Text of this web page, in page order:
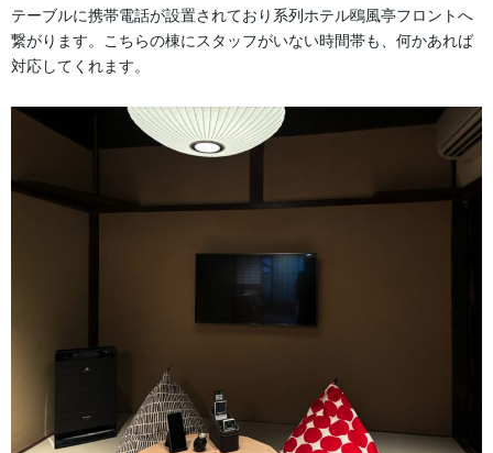
テーブルに携帯電話が設置されており系列ホテル鴎風亭フロントへ
繋がります。こちらの棟にスタッフがいない時間帯も、何かあれば
対応してくれます。